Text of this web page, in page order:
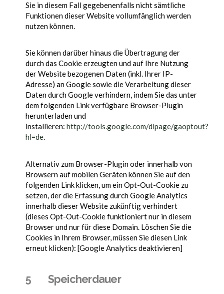
Sie in diesem Fall gegebenenfalls nicht sämtliche
Funktionen dieser Website vollumfänglich werden
nutzen können.
Sie können darüber hinaus die Übertragung der
durch das Cookie erzeugten und auf Ihre Nutzung
der Website bezogenen Daten (inkl. Ihrer IP-
Adresse) an Google sowie die Verarbeitung dieser
Daten durch Google verhindern, indem Sie das unter
dem folgenden Link verfügbare Browser-Plugin
herunterladen und
installieren: http://tools.google.com/dlpage/gaoptout?
hl=de.
Alternativ zum Browser-Plugin oder innerhalb von
Browsern auf mobilen Geräten können Sie auf den
folgenden Link klicken, um ein Opt-Out-Cookie zu
setzen, der die Erfassung durch Google Analytics
innerhalb dieser Website zukünftig verhindert
(dieses Opt-Out-Cookie funktioniert nur in diesem
Browser und nur für diese Domain. Löschen Sie die
Cookies in Ihrem Browser, müssen Sie diesen Link
erneut klicken): [Google Analytics deaktivieren]
5 Speicherdauer